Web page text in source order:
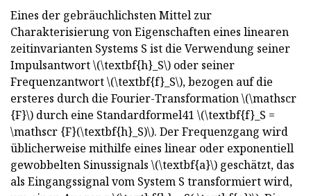
Eines der gebräuchlichsten Mittel zur
Charakterisierung von Eigenschaften eines linearen
zeitinvarianten Systems S ist die Verwendung seiner
Impulsantwort \(\textbf{h}_S\) oder seiner
Frequenzantwort \(\textbf{f}_S\), bezogen auf die
ersteres durch die Fourier-Transformation \(\mathscr
{F}\) durch eine Standardformel41 \(\textbf{f}_S =
\mathscr {F}(\textbf{h}_S)\). Der Frequenzgang wird
üblicherweise mithilfe eines linear oder exponentiell
gewobbelten Sinussignals \(\textbf{a}\) geschätzt, das
als Eingangssignal vom System S transformiert wird,